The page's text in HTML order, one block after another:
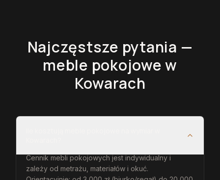
Najczęstsze pytania —
meble pokojowe w
Kowarach
Cennik mebli pokojowych jest indywidualny i
zależy od metrażu, materiałów i okuć.